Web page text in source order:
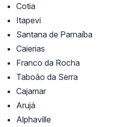
Cotia
Itapevi
Santana de Parnaíba
Caierias
Franco da Rocha
Taboão da Serra
Cajamar
Arujá
Alphaville